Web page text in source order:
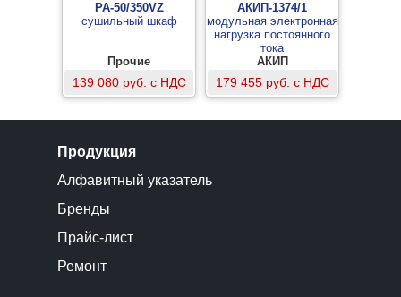
PA-50/350VZ
сушильный шкаф
Прочие
139 080 руб. с НДС
АКИП-1374/1
модульная электронная
нагрузка постоянного
тока
АКИП
179 455 руб. с НДС
Продукция
Алфавитный указатель
Бренды
Прайс-лист
Ремонт